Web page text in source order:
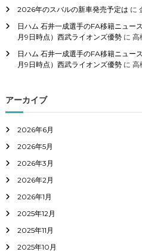
2026年のスバルの新車発売予定は に
日ハム 石井一成選手のFA移籍ニュー
月9日時点）西武ライオンズ優勢に 高
日ハム 石井一成選手のFA移籍ニュー
月9日時点）西武ライオンズ優勢に 高
アーカイブ
2026年6月
2026年5月
2026年3月
2026年2月
2026年1月
2025年12月
2025年11月
2025年10月